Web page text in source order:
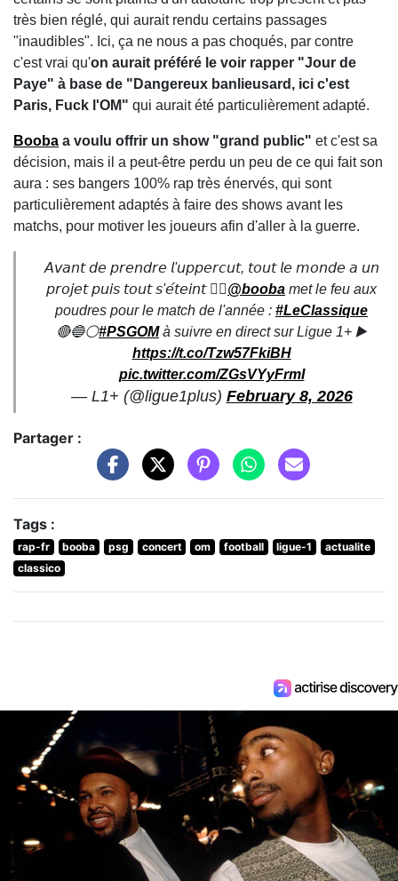
très bien réglé, qui aurait rendu certains passages
"inaudibles". Ici, ça ne nous a pas choqués, par contre
c'est vrai qu'on aurait préféré le voir rapper "Jour de
Paye" à base de "Dangereux banlieusard, ici c'est
Paris, Fuck l'OM" qui aurait été particulièrement adapté.
Booba a voulu offrir un show "grand public" et c'est sa
décision, mais il a peut-être perdu un peu de ce qui fait son
aura : ses bangers 100% rap très énervés, qui sont
particulièrement adaptés à faire des shows avant les
matchs, pour motiver les joueurs afin d'aller à la guerre.
𝘈𝘷𝘢𝘯𝘵 𝘥𝘦 𝘱𝘳𝘦𝘯𝘥𝘳𝘦 𝘭'𝘶𝘱𝘱𝘦𝘳𝘤𝘶𝘵, 𝘵𝘰𝘶𝘵 𝘭𝘦 𝘮𝘰𝘯𝘥𝘦 𝘢 𝘶𝘯
𝘱𝘳𝘰𝘫𝘦𝘵 𝘱𝘶𝘪𝘴 𝘵𝘰𝘶𝘵 𝘴'𝘦́𝘵𝘦𝘪𝘯𝘵 🏴‍☠️@booba met le feu aux
poudres pour le match de l'année : #LeClassique
🔴🔵⚪#PSGOMà suivre en direct sur Ligue 1+ ▶️
https://t.co/Tzw57FkiBH
pic.twitter.com/ZGsVYyFrmI
— L1+ (@ligue1plus) February 8, 2026
Partager :
Tags :
rap-fr booba psg concert om football ligue-1
actualite
classico